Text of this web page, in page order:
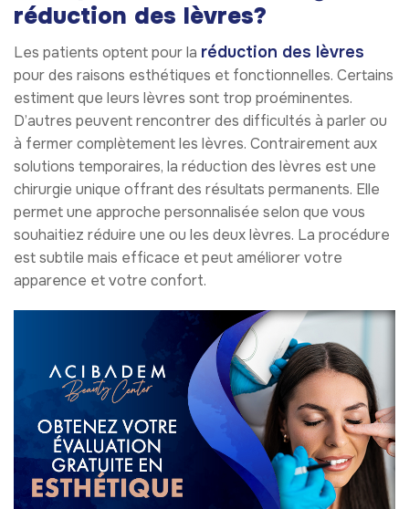
réduction des lèvres?
Les patients optent pour la réduction des lèvres
pour des raisons esthétiques et fonctionnelles. Certains
estiment que leurs lèvres sont trop proéminentes.
D’autres peuvent rencontrer des difficultés à parler ou
à fermer complètement les lèvres. Contrairement aux
solutions temporaires, la réduction des lèvres est une
chirurgie unique offrant des résultats permanents. Elle
permet une approche personnalisée selon que vous
souhaitiez réduire une ou les deux lèvres. La procédure
est subtile mais efficace et peut améliorer votre
apparence et votre confort.